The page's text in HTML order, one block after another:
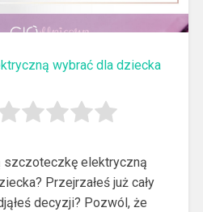
wybrać dla dziecka
szczoteczkę elektryczną
Przejrzałeś już cały
decyzji? Pozwól, że